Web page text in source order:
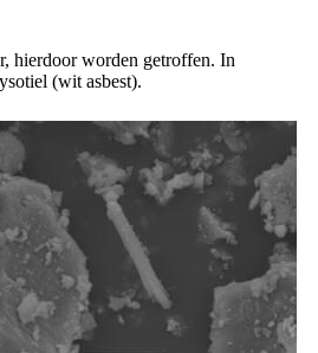
hierdoor worden getroffen. In
(wit asbest).